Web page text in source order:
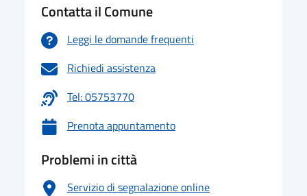
Contatta il Comune
Leggi le domande frequenti
Richiedi assistenza
Tel: 05753770
Prenota appuntamento
Problemi in città
Servizio di segnalazione online